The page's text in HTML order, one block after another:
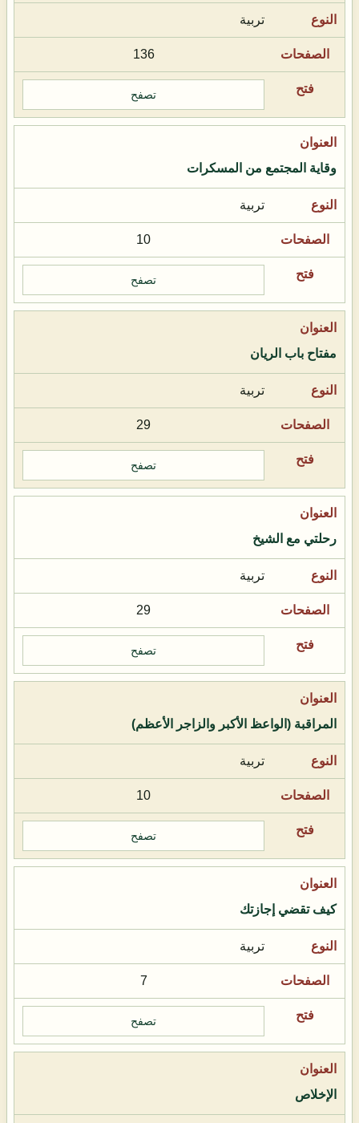
تربية
136
تصفح
وقاية المجتمع من المسكرات
تربية
10
تصفح
مفتاح باب الريان
تربية
29
تصفح
رحلتي مع الشيخ
تربية
29
تصفح
المراقبة (الواعظ الأكبر والزاجر الأعظم)
تربية
10
تصفح
كيف تقضي إجازتك
تربية
7
تصفح
الإخلاص